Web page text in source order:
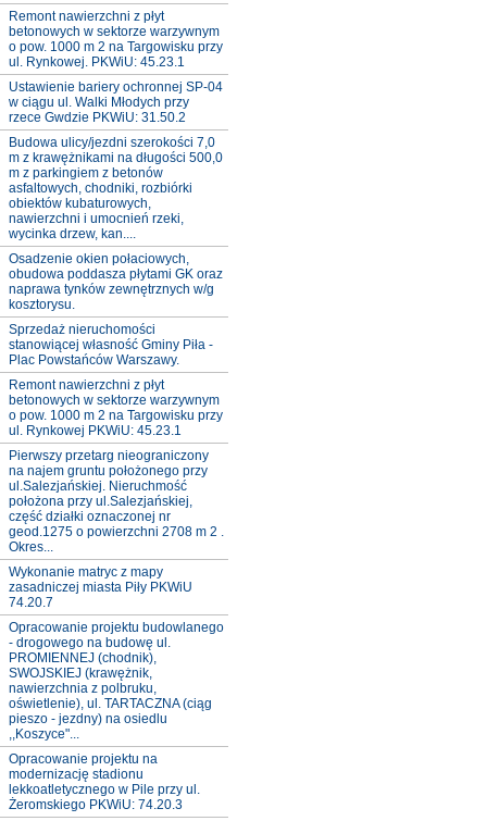
Remont nawierzchni z płyt
betonowych w sektorze warzywnym
o pow. 1000 m 2 na Targowisku przy
ul. Rynkowej. PKWiU: 45.23.1
Ustawienie bariery ochronnej SP-04
w ciągu ul. Walki Młodych przy
rzece Gwdzie PKWiU: 31.50.2
Budowa ulicy/jezdni szerokości 7,0
m z krawężnikami na długości 500,0
m z parkingiem z betonów
asfaltowych, chodniki, rozbiórki
obiektów kubaturowych,
nawierzchni i umocnień rzeki,
wycinka drzew, kan....
Osadzenie okien połaciowych,
obudowa poddasza płytami GK oraz
naprawa tynków zewnętrznych w/g
kosztorysu.
Sprzedaż nieruchomości
stanowiącej własność Gminy Piła -
Plac Powstańców Warszawy.
Remont nawierzchni z płyt
betonowych w sektorze warzywnym
o pow. 1000 m 2 na Targowisku przy
ul. Rynkowej PKWiU: 45.23.1
Pierwszy przetarg nieograniczony
na najem gruntu położonego przy
ul.Salezjańskiej. Nieruchmość
położona przy ul.Salezjańskiej,
część działki oznaczonej nr
geod.1275 o powierzchni 2708 m 2 .
Okres...
Wykonanie matryc z mapy
zasadniczej miasta Piły PKWiU
74.20.7
Opracowanie projektu budowlanego
- drogowego na budowę ul.
PROMIENNEJ (chodnik),
SWOJSKIEJ (krawężnik,
nawierzchnia z polbruku,
oświetlenie), ul. TARTACZNA (ciąg
pieszo - jezdny) na osiedlu
,,Koszyce"...
Opracowanie projektu na
modernizację stadionu
lekkoatletycznego w Pile przy ul.
Żeromskiego PKWiU: 74.20.3